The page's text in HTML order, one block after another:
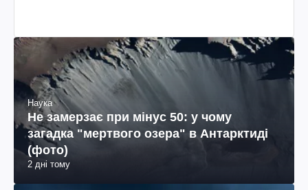
Наука
Не замерзає при мінус 50: у чому
загадка "мертвого озера" в Антарктиді
(фото)
2 дні тому